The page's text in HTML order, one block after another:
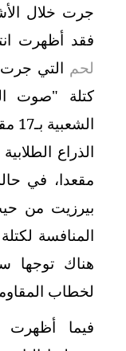
جرت خلال
فقد أظهرت
لحم
كتلة "صوت
مقعدا، في
بيرزيت من
المنافسة
هناك توجها
لخطاب
فيما أظهرت